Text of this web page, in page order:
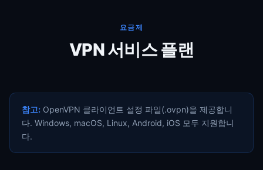
요금제
VPN 서비스 플랜
참고: OpenVPN 클라이언트 설정 파일(.ovpn)을 제공합니
다. Windows, macOS, Linux, Android, iOS 모두 지원합니
다.